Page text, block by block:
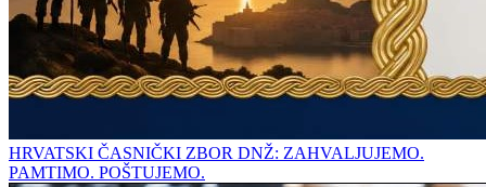
HRVATSKI ČASNIČKI ZBOR DNŽ: ZAHVALJUJEMO.
PAMTIMO. POŠTUJEMO.